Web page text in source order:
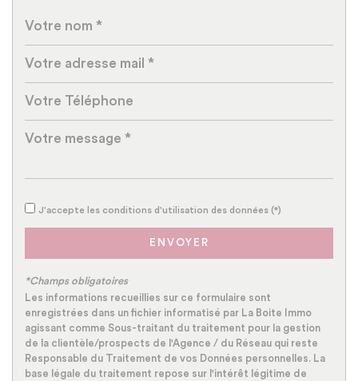
Gare ferroviaire
Mairie
Statistiques
Habitants de 25 à 55 ans
Habitants de plus de 55 ans 22,48 %
Nombre d'enfants par famille 1,22
Familles sans enfant 37,43 %
J'accepte les conditions d'utilisation des données (*)
ENVOYER
*Champs obligatoires
Les informations recueillies sur ce formulaire sont
enregistrées dans un fichier informatisé par La Boite Immo
agissant comme Sous-traitant du traitement pour la gestion
de la clientèle/prospects de l'Agence / du Réseau qui reste
Responsable du Traitement de vos Données personnelles. La
base légale du traitement repose sur l'intérêt légitime de